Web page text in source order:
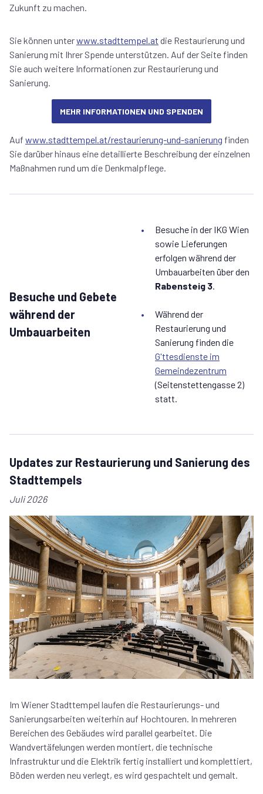
Zukunft zu machen.
Sie können unterwww.stadttempel.at die Restaurierung und
Sanierung mit Ihrer Spende unterstützen. Auf der Seite finden
Sie auch weitere Informationen zur Restaurierung und
Sanierung.
MEHR INFORMATIONEN UND SPENDEN
Auf www.stadttempel.at/restaurierung-und-sanierung finden
Sie darüber hinaus eine detaillierte Beschreibung der einzelnen
Maßnahmen rund um die Denkmalpflege.
Besuche und Gebete
während der
Umbauarbeiten
Besuche in der IKG Wien
sowie Lieferungen
erfolgen während der
Umbauarbeiten über den
Rabensteig 3.
Während der
Restaurierung und
Sanierung finden die
G'ttesdienste im
Gemeindezentrum
(Seitenstettengasse 2)
statt.
Updates zur Restaurierung und Sanierung des
Stadttempels
Juli 2026
Im Wiener Stadttempel laufen die Restaurierungs- und
Sanierungsarbeiten weiterhin auf Hochtouren. In mehreren
Bereichen des Gebäudes wird parallel gearbeitet. Die
Wandvertäfelungen werden montiert, die technische
Infrastruktur und die Elektrik fertig installiert und komplettiert,
Böden werden neu verlegt, es wird gespachtelt und gemalt.